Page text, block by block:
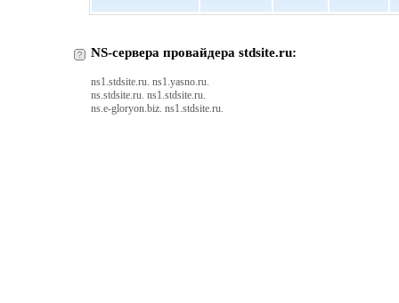
NS-сервера провайдера stdsite.ru:
ns1.stdsite.ru. ns1.yasno.ru.
ns.stdsite.ru. ns1.stdsite.ru.
ns.e-gloryon.biz. ns1.stdsite.ru.